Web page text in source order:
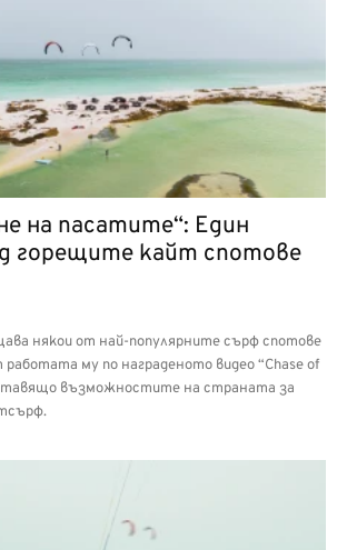
на пасатите“: Един
горещите кайт спотове
някои от най-популярните сърф спотове
му по награденото видео “Chase of
възможностите на страната за